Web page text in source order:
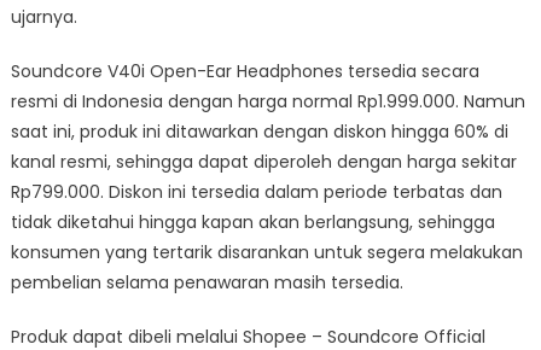
ujarnya.
Soundcore V40i Open-Ear Headphones tersedia secara
resmi di Indonesia dengan harga normal Rp1.999.000. Namun
saat ini, produk ini ditawarkan dengan diskon hingga 60% di
kanal resmi, sehingga dapat diperoleh dengan harga sekitar
Rp799.000. Diskon ini tersedia dalam periode terbatas dan
tidak diketahui hingga kapan akan berlangsung, sehingga
konsumen yang tertarik disarankan untuk segera melakukan
pembelian selama penawaran masih tersedia.
Produk dapat dibeli melalui Shopee – Soundcore Official